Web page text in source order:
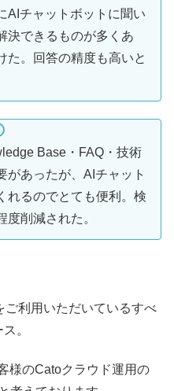
AIチャットボットに聞い
決できるものが多くあ
た。回答の精度も高いと
Base・FAQ・技術
があったが、AIチャット
れるのでとても便利。検
削減された。
ご利用いただいているすべ
。
様のCatoクラウド運用の